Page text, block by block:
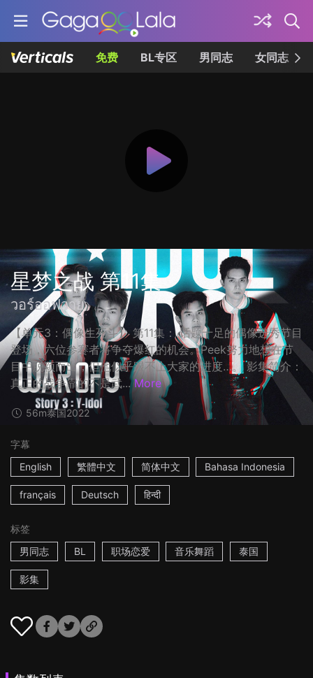
免费 BL专区 男同志 女同志
星梦之战 第11集
วอร์ออฟวาย
【单元3：偶像生死斗】 第11集： 话题十足的偶像选秀节目
登场，六位参赛者将争夺爆红的机会。Peek努力地想在节
目中脱颖而出，但他似乎跟不上大家的进度…。 影集简介：
真正的战争靠的不是武... More
56m泰国2022
字幕
English
繁體中文 简体中文 Bahasa Indonesia
français Deutsch हिन्दी
标签
男同志
BL 职场恋爱 音乐舞蹈 泰国
影集